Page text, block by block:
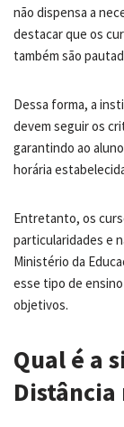
não dispensa a
destacar que os
também são
Dessa forma, a
devem seguir os
garantindo ao
horária
Entretanto, os
particularidades e
Ministério da
esse tipo de
objetivos.
Qual é a
Distância